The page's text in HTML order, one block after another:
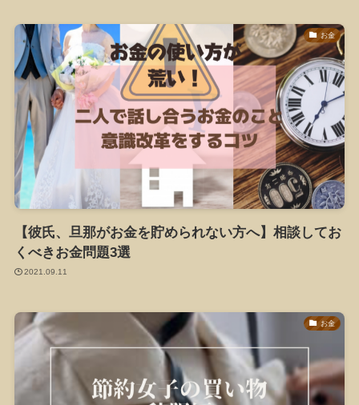
お金
【彼氏、旦那がお金を貯められない方へ】相談してお
くべきお金問題3選
2021.09.11
お金